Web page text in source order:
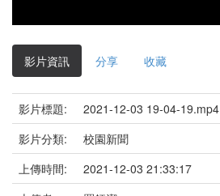
影片資訊 分享 收藏
影片標題:
2021-12-03 19-04-19.mp4
影片分類:
校園新聞
上傳時間:
2021-12-03 21:33:17